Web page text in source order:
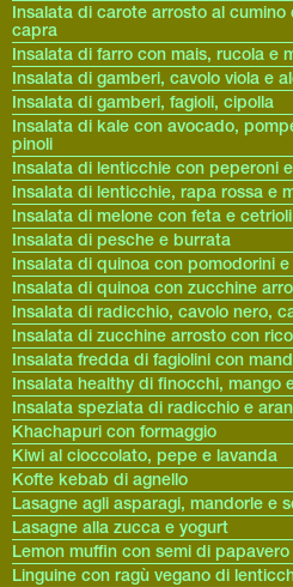
Insalata di carote arrosto al
capra
Insalata di farro con mais, rucola e
Insalata di gamberi, cavolo viola e
Insalata di gamberi, fagioli, cipolla
Insalata di kale con avocado,
pinoli
Insalata di lenticchie con peperoni
Insalata di lenticchie, rapa rossa e
Insalata di melone con feta e cetrioli
Insalata di pesche e burrata
Insalata di quinoa con pomodorini
Insalata di quinoa con zucchine
Insalata di radicchio, cavolo nero,
Insalata di zucchine arrosto con
Insalata fredda di fagiolini con
Insalata healthy di finocchi, mango
Insalata speziata di radicchio e
Khachapuri con formaggio
Kiwi al cioccolato, pepe e lavanda
Kofte kebab di agnello
Lasagne agli asparagi, mandorle e
Lasagne alla zucca e yogurt
Lemon muffin con semi di papavero
Linguine con ragù vegano di